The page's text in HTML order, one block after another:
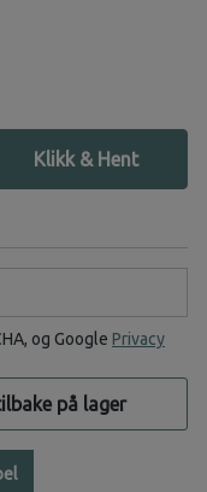
Klikk & Hent
og Google Privacy
på lager